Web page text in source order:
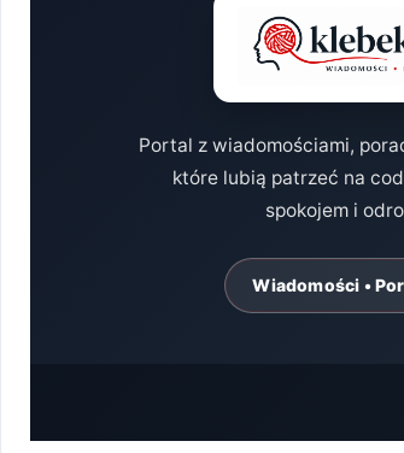
Portal z wiadomościami,
które lubią patrzeć na
spokojem i
Wiadomości •